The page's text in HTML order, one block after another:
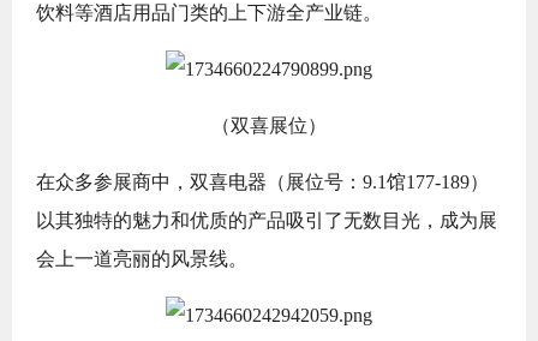
饮料等酒店用品门类的上下游全产业链。
（双喜展位）
在众多参展商中，双喜电器（展位号：9.1馆177-189）
以其独特的魅力和优质的产品吸引了无数目光，成为展
会上一道亮丽的风景线。